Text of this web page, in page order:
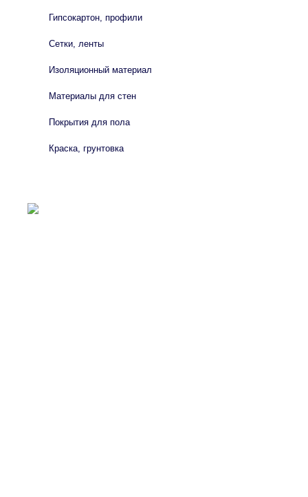
Гипсокартон, профили
Сетки, ленты
Изоляционный материал
Материалы для стен
Покрытия для пола
Краска, грунтовка